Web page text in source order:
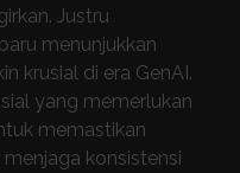
Justru
menunjukkan
krusial di era GenAI.
yang memerlukan
memastikan
konsistensi